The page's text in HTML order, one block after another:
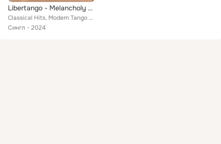
Libertango - Melancholy And Vitality Sonorous - Astor Piazzola - Modern Tango Collective - Classical Hits
Classical Hits, Modern Tango Collective
Сингл
2024